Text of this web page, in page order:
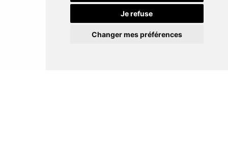
Je refuse
Changer mes préférences